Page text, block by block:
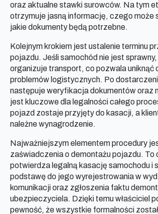
oraz aktualne stawki surowców. Na tym
otrzymuje jasną informację, czego może
jakie dokumenty będą potrzebne.
Kolejnym krokiem jest ustalenie terminu
pojazdu. Jeśli samochód nie jest
organizuje transport, co pozwala uniknąć
problemów logistycznych. Po
następuje weryfikacja dokumentów oraz
jest kluczowe dla legalności całego
pojazd zostaje przyjęty do kasacji, a
należne wynagrodzenie.
Najważniejszym elementem procedury
zaświadczenia o demontażu pojazdu. To
potwierdza legalną kasację samochodu i
podstawę do jego wyrejestrowania w
komunikacji oraz zgłoszenia faktu
ubezpieczyciela. Dzięki temu właściciel
pewność, że wszystkie formalności